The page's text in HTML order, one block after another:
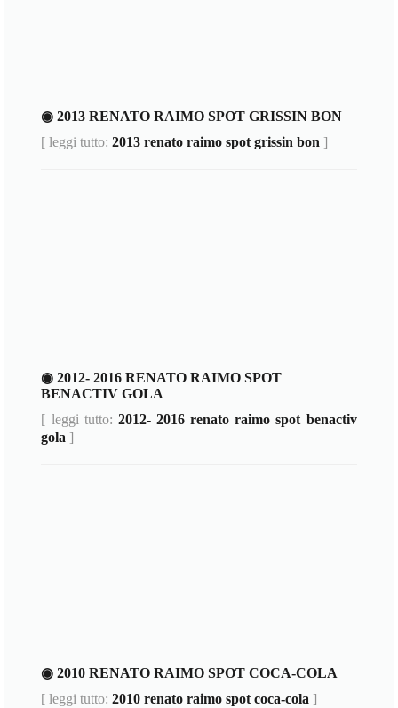
◉ 2013 RENATO RAIMO SPOT GRISSIN BON
[ leggi tutto:2013 renato raimo spot grissin bon ]
◉ 2012- 2016 RENATO RAIMO SPOT
BENACTIV GOLA
[ leggi tutto: 2012- 2016 renato raimo spot benactiv
gola ]
◉ 2010 RENATO RAIMO SPOT COCA-COLA
[ leggi tutto:2010 renato raimo spot coca-cola ]